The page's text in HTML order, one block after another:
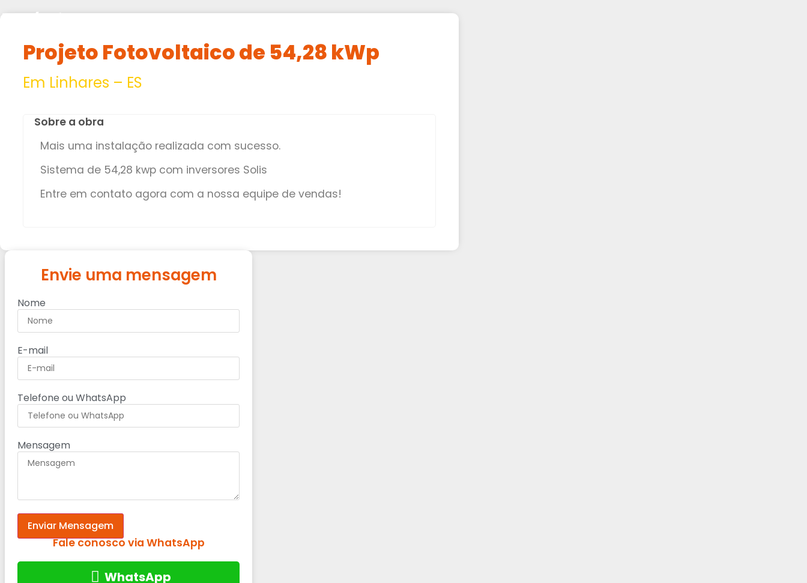
Próximo
Projeto Fotovoltaico de 54,28 kWp
Em Linhares – ES
Sobre a obra
Mais uma instalação realizada com sucesso.
Sistema de 54,28 kwp com inversores Solis
Entre em contato agora com a nossa equipe de vendas!
Envie uma mensagem
Nome
E-mail
Telefone ou WhatsApp
Mensagem
Enviar Mensagem
Fale conosco via WhatsApp
WhatsApp